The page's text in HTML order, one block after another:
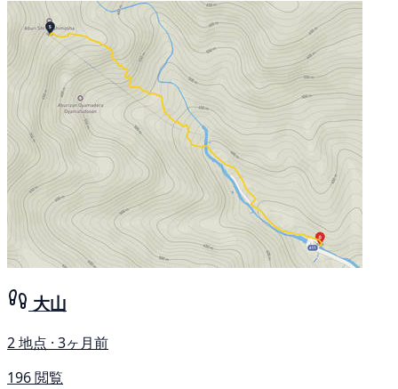
大山
2 地点 · 3ヶ月前
196 閲覧